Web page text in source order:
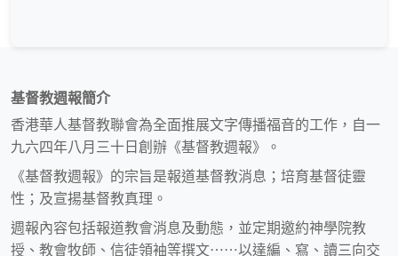
基督教週報簡介
香港華人基督教聯會為全面推展文字傳播福音的工作，自一
九六四年八月三十日創辦《基督教週報》。
《基督教週報》的宗旨是報道基督教消息；培育基督徒靈
性；及宣揚基督教真理。
週報內容包括報道教會消息及動態，並定期邀約神學院教
授、教會牧師、信徒領袖等撰文⋯⋯以達編、寫、讀三向交